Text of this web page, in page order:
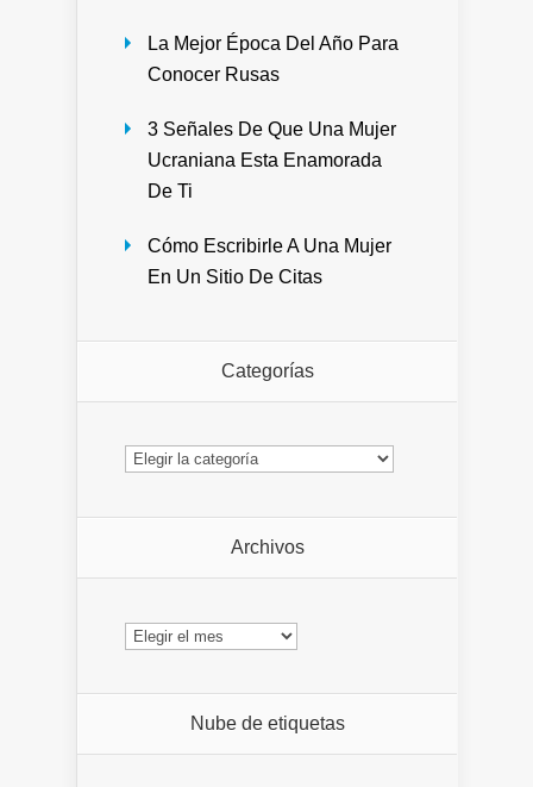
La Mejor Época Del Año Para
Conocer Rusas
3 Señales De Que Una Mujer
Ucraniana Esta Enamorada
De Ti
Cómo Escribirle A Una Mujer
En Un Sitio De Citas
Categorías
Categorías
Archivos
Archivos
Nube de etiquetas